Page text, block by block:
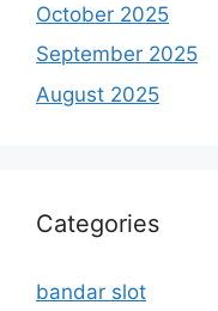
October 2025
September 2025
August 2025
Categories
bandar slot